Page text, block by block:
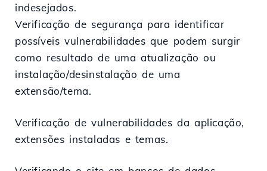
indesejados.
Verificação de segurança para identificar
possíveis vulnerabilidades que podem surgir
como resultado de uma atualização ou
instalação/desinstalação de uma
extensão/tema.
Verificação de vulnerabilidades da aplicação,
extensões instaladas e temas.